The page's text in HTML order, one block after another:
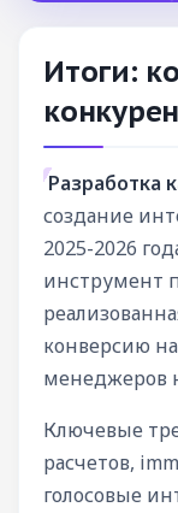
Итоги:
Разработка
создание
2025-2026
инструмент
конверсию
менеджеров
Ключевые
расчетов,
голосовые